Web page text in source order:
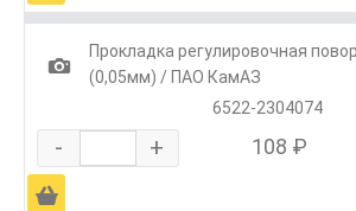
1
Прокладка регулировочная
(0,05мм) / ПАО КамАЗ
6522-2304074
- + 108 ₽
Ä